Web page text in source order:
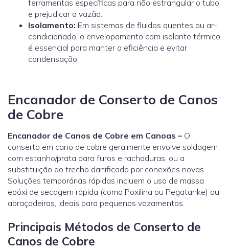
ferramentas específicas para não estrangular o tubo
e prejudicar a vazão.
Isolamento: Em sistemas de fluidos quentes ou ar-
condicionado, o envelopamento com isolante térmico
é essencial para manter a eficiência e evitar
condensação.
Encanador de Conserto de Canos
de Cobre
Encanador de Canos de Cobre em Canoas – O
conserto em cano de cobre geralmente envolve soldagem
com estanho/prata para furos e rachaduras, ou a
substituição do trecho danificado por conexões novas.
Soluções temporárias rápidas incluem o uso de massa
epóxi de secagem rápida (como Poxilina ou Pegatanke) ou
abraçadeiras, ideais para pequenos vazamentos.
Principais Métodos de Conserto de
Canos de Cobre